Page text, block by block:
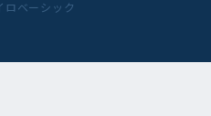
ベーシック